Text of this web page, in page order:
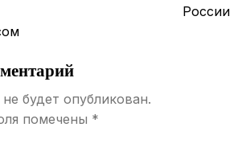
России
будет опубликован.
помечены *